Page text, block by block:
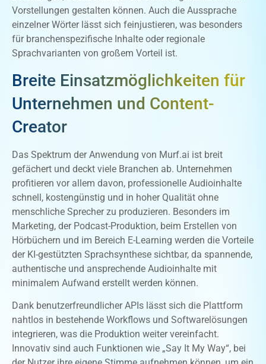
Vorstellungen gestalten können. Auch die Aussprache
einzelner Wörter lässt sich feinjustieren, was besonders
für branchenspezifische Inhalte oder regionale
Sprachvarianten von großem Vorteil ist.
Breite Einsatzmöglichkeiten für
Unternehmen und Content-
Creator
Das Spektrum der Anwendung von Murf.ai ist breit
gefächert und deckt viele Branchen ab. Unternehmen
profitieren vor allem davon, professionelle Audioinhalte
schnell, kostengünstig und in hoher Qualität ohne
menschliche Sprecher zu produzieren. Besonders im
Marketing, der Podcast-Produktion, beim Erstellen von
Hörbüchern und im Bereich E-Learning werden die Vorteile
der KI-gestützten Sprachsynthese sichtbar, da spannende,
authentische und ansprechende Audioinhalte mit
minimalem Aufwand erstellt werden können.
Dank benutzerfreundlicher APIs lässt sich die Plattform
nahtlos in bestehende Workflows und Softwarelösungen
integrieren, was die Produktion weiter vereinfacht.
Innovativ sind auch Funktionen wie „Say It My Way“, bei